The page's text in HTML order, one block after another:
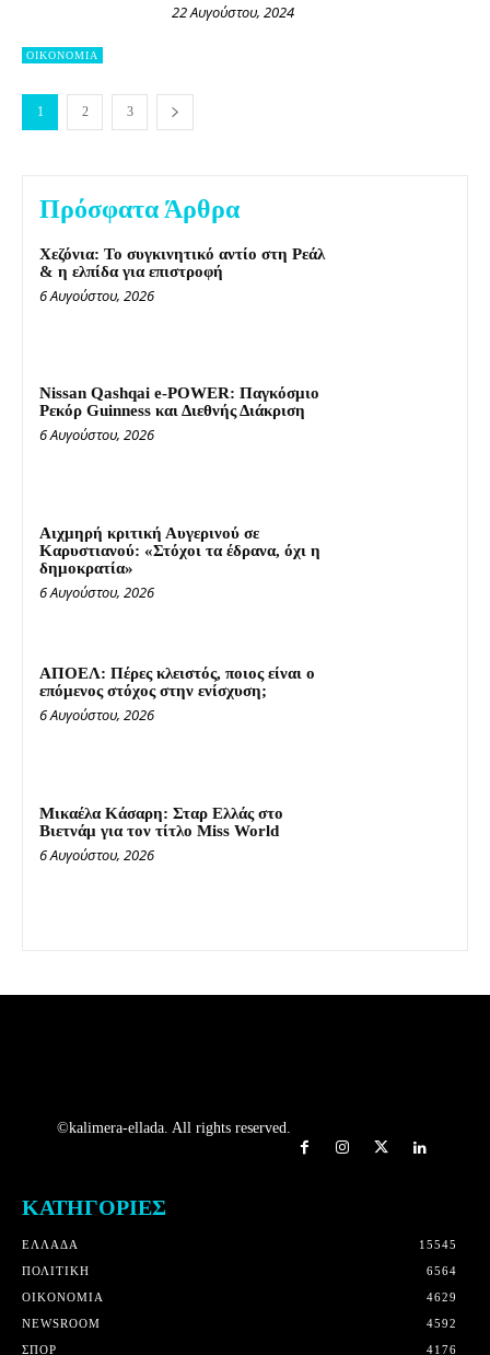
OIKONOMIA
22 Αυγούστου, 2024
1 2 3
Πρόσφατα Άρθρα
Χεζόνια: Το συγκινητικό αντίο στη Ρεάλ
& η ελπίδα για επιστροφή
6 Αυγούστου, 2026
Nissan Qashqai e-POWER: Παγκόσμιο
Ρεκόρ Guinness και Διεθνής Διάκριση
6 Αυγούστου, 2026
Αιχμηρή κριτική Αυγερινού σε
Καρυστιανού: «Στόχοι τα έδρανα, όχι η
δημοκρατία»
6 Αυγούστου, 2026
ΑΠΟΕΛ: Πέρες κλειστός, ποιος είναι ο
επόμενος στόχος στην ενίσχυση;
6 Αυγούστου, 2026
Μικαέλα Κάσαρη: Σταρ Ελλάς στο
Βιετνάμ για τον τίτλο Miss World
6 Αυγούστου, 2026
©kalimera-ellada. All rights reserved.
ΚΑΤΗΓΟΡΙΕΣ
ΕΛΛΑΔΑ
15545
ΠΟΛΙΤΙΚΗ
6564
OIKONOMIA
4629
NEWSROOM
4592
ΣΠΟΡ
4176